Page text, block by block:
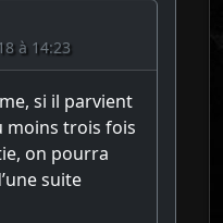
à 14:23
si il parvient
moins trois fois
on pourra
suite